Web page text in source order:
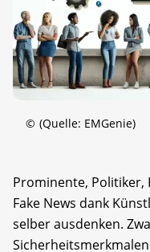
© (Quelle: EMGenie)
Prominente, Politiker,
Fake News dank
selber ausdenken.